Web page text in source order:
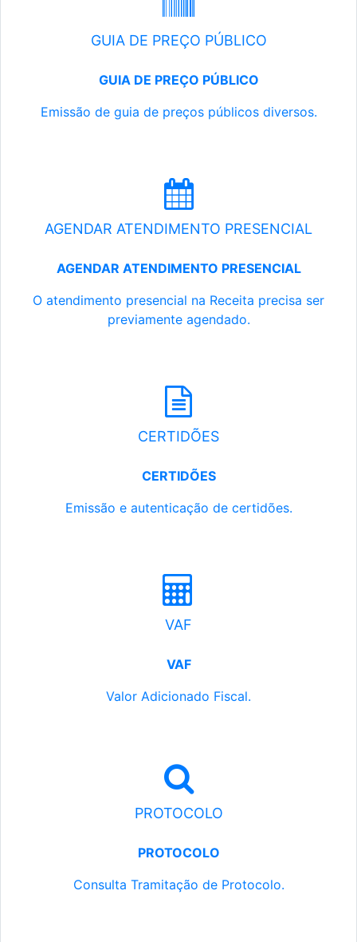
GUIA DE PREÇO PÚBLICO
GUIA DE PREÇO PÚBLICO
Emissão de guia de preços públicos diversos.
AGENDAR ATENDIMENTO PRESENCIAL
AGENDAR ATENDIMENTO PRESENCIAL
O atendimento presencial na Receita precisa ser
previamente agendado.
CERTIDÕES
CERTIDÕES
Emissão e autenticação de certidões.
VAF
VAF
Valor Adicionado Fiscal.
PROTOCOLO
PROTOCOLO
Consulta Tramitação de Protocolo.